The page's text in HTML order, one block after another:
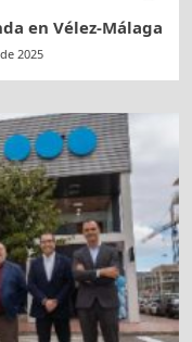
en Vélez-Málaga
2025